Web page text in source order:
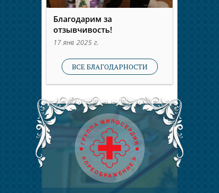
Благодарим за
отзывчивость!
17 янв 2025 г.
ВСЕ БЛАГОДАРНОСТИ